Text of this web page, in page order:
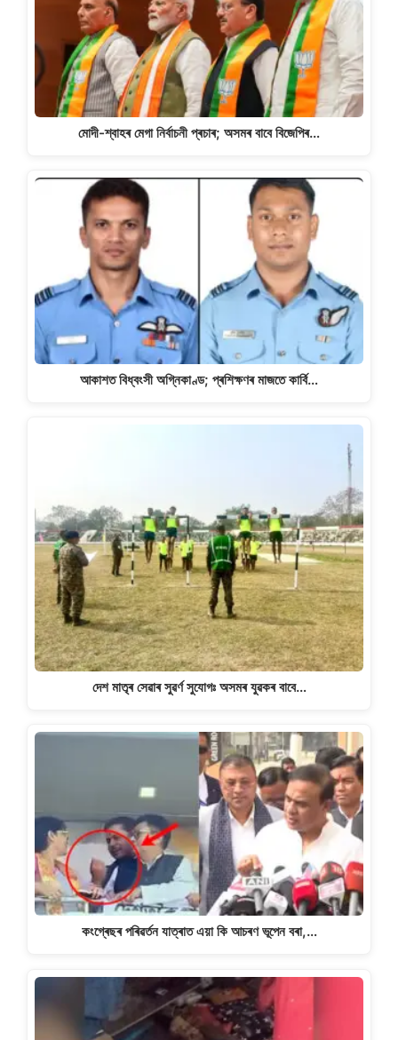
মোদী-শ্বাহৰ মেগা নিৰ্বাচনী প্ৰচাৰ; অসমৰ বাবে বিজেপিৰ…
আকাশত বিধ্বংসী অগ্নিকাণ্ড; প্ৰশিক্ষণৰ মাজতে কাৰ্বি…
দেশ মাতৃৰ সেৱাৰ সুৱৰ্ণ সুযোগঃ অসমৰ যুৱকৰ বাবে…
কংগ্ৰেছৰ পৰিৱৰ্তন যাত্ৰাত এয়া কি আচৰণ ভূপেন বৰা,…